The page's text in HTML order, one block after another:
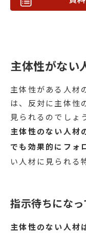
主体性がない
主体性がある人材
は、反対に主体性
見られるのでしょ
主体性のない人材
でも効果的にフォ
い人材に見られる
指示待ちにな
主体性のない人材